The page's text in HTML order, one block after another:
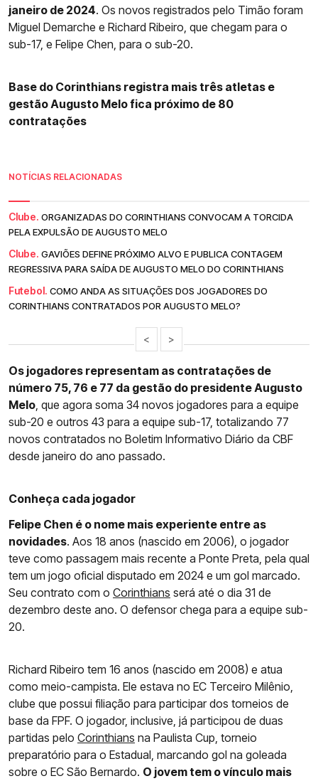
janeiro de 2024. Os novos registrados pelo Timão foram
Miguel Demarche e Richard Ribeiro, que chegam para o
sub-17, e Felipe Chen, para o sub-20.
Base do Corinthians registra mais três atletas e
gestão Augusto Melo fica próximo de 80
contratações
NOTÍCIAS RELACIONADAS
Clube. ORGANIZADAS DO CORINTHIANS CONVOCAM A TORCIDA
PELA EXPULSÃO DE AUGUSTO MELO
Clube. GAVIÕES DEFINE PRÓXIMO ALVO E PUBLICA CONTAGEM
REGRESSIVA PARA SAÍDA DE AUGUSTO MELO DO CORINTHIANS
Futebol. COMO ANDA AS SITUAÇÕES DOS JOGADORES DO
CORINTHIANS CONTRATADOS POR AUGUSTO MELO?
< >
Os jogadores representam as contratações de
número 75, 76 e 77 da gestão do presidente Augusto
Melo, que agora soma 34 novos jogadores para a equipe
sub-20 e outros 43 para a equipe sub-17, totalizando 77
novos contratados no Boletim Informativo Diário da CBF
desde janeiro do ano passado.
Conheça cada jogador
Felipe Chen é o nome mais experiente entre as
novidades. Aos 18 anos (nascido em 2006), o jogador
teve como passagem mais recente a Ponte Preta, pela qual
tem um jogo oficial disputado em 2024 e um gol marcado.
Seu contrato com o Corinthians será até o dia 31 de
dezembro deste ano. O defensor chega para a equipe sub-
20.
Richard Ribeiro tem 16 anos (nascido em 2008) e atua
como meio-campista. Ele estava no EC Terceiro Milênio,
clube que possui filiação para participar dos torneios de
base da FPF. O jogador, inclusive, já participou de duas
partidas pelo Corinthians na Paulista Cup, torneio
preparatório para o Estadual, marcando gol na goleada
sobre o EC São Bernardo. O jovem tem o vínculo mais